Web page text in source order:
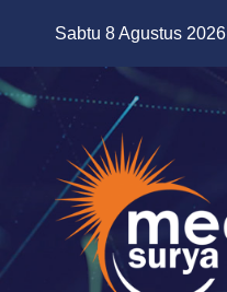
content
Sabtu 8 Agustus 2026